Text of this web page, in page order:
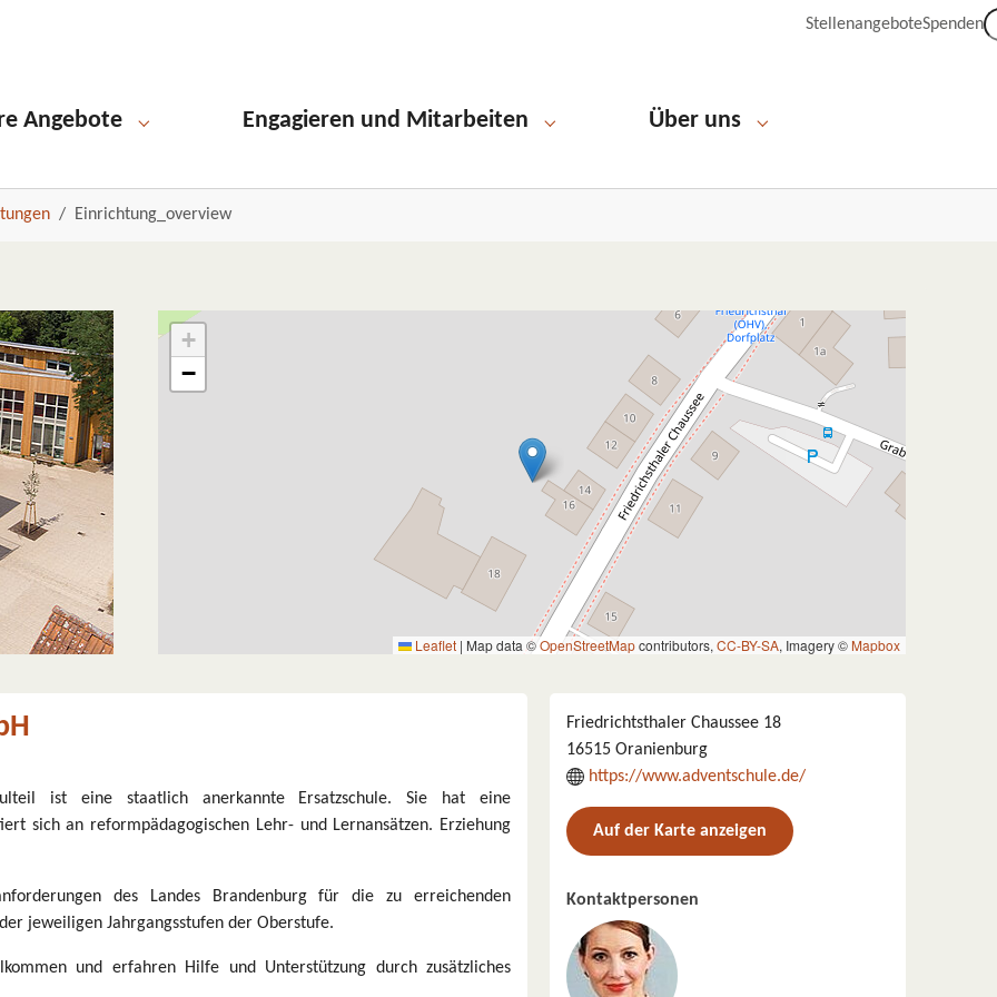
StellenangeboteSpenden
Angebote Submenu for "Unsere Angebote"
Engagieren und Mitarbeiten Submenu for "Engagieren und Mitarbeiten"
Über uns Submenu for "Über uns"
Einrichtung_overview
+
−
Leaflet | Map data ©OpenStreetMapcontributors, CC-BY-SA, Imagery ©Mapbox
ist eine staatlich anerkannte Ersatzschule. Sie hat eine
sich an reformpädagogischen Lehr- und Lernansätzen. Erziehung
des Landes Brandenburg für die zu erreichenden
jeweiligen Jahrgangsstufen der Oberstufe.
und erfahren Hilfe und Unterstützung durch zusätzliches
Friedrichtsthaler Chaussee 18
16515 Oranienburg
https://www.adventschule.de/
Auf der Karte anzeigen
Kontaktpersonen